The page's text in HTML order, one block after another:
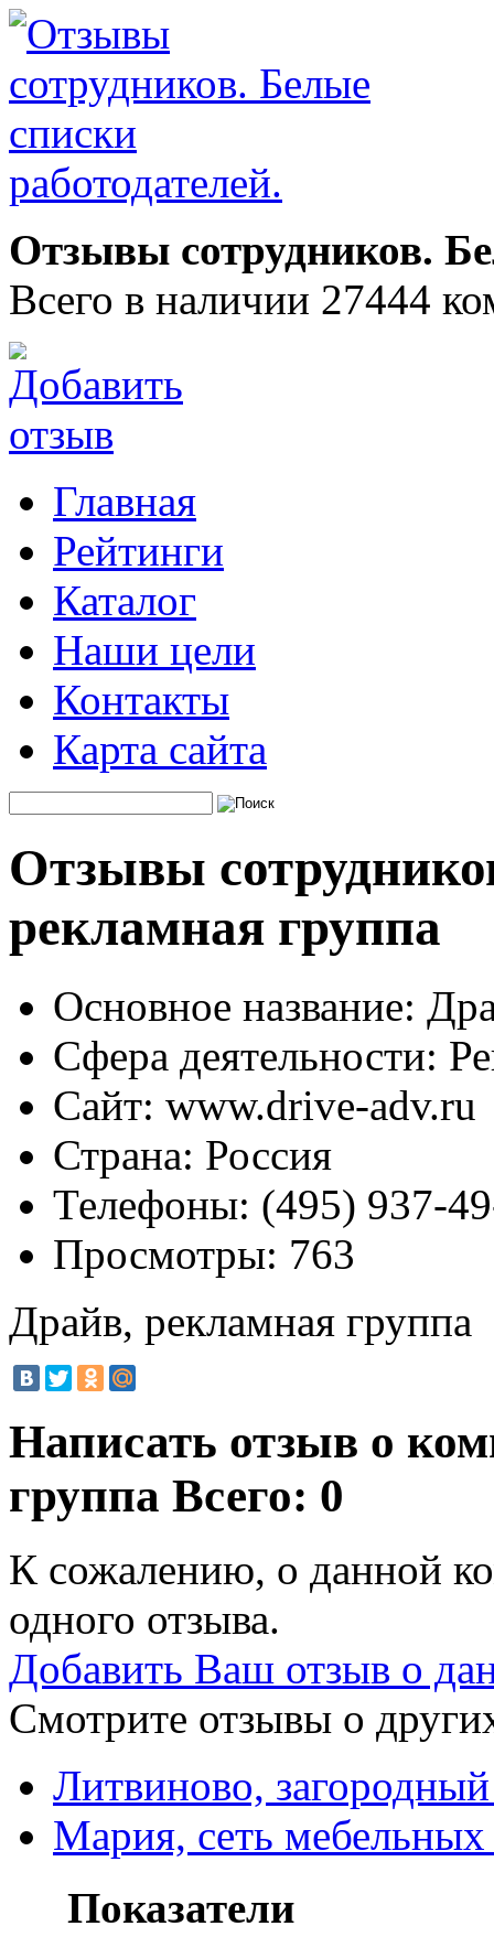
Отзывы сотрудников.
Всего в наличии 27444
Главная
Рейтинги
Каталог
Наши цели
Контакты
Карта сайта
Отзывы
рекламная группа
Основное название:
Сфера деятельности:
Сайт: www.drive-adv.ru
Страна: Россия
Телефоны: (495) 937-
Просмотры: 763
Драйв, рекламная группа
Написать отзыв о
группа Всего: 0
К сожалению, о данной
одного отзыва.
Добавить Ваш отзыв о
Смотрите отзывы о
Литвиново,
Мария, сеть мебельных
Показатели